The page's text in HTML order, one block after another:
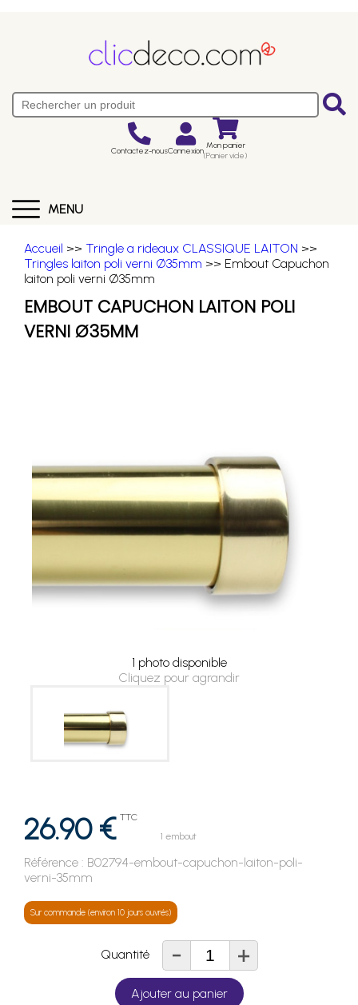
Contactez-nousConnexion Mon panier
(Panier vide)
MENU
Accueil >> Tringle a rideaux CLASSIQUE LAITON >>
Tringles laiton poli verni Ø35mm >> Embout Capuchon
laiton poli verni Ø35mm
EMBOUT CAPUCHON LAITON POLI
VERNI Ø35MM
1 photo disponible
Cliquez pour agrandir
26.90 € TTC
1 embout
Référence : B02794-embout-capuchon-laiton-poli-
verni-35mm
Sur commande (environ 10 jours ouvrés)
Quantité - +
Ajouter au panier